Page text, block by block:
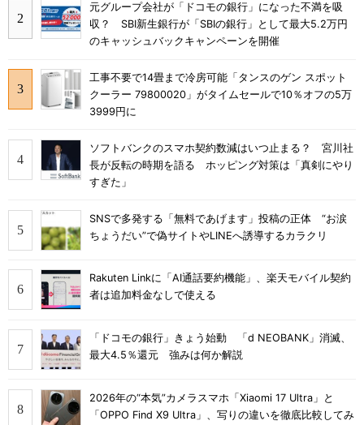
元グループ会社が「ドコモの銀行」になった不満を吸
収？ SBI新生銀行が「SBIの銀行」として最大5.2万円
のキャッシュバックキャンペーンを開催
工事不要で14畳まで冷房可能「タンスのゲン スポット
クーラー 79800020」がタイムセールで10％オフの5万
3999円に
ソフトバンクのスマホ契約数減はいつ止まる？ 宮川社
長が反転の時期を語る ホッピング対策は「真剣にやり
すぎた」
SNSで多発する「無料であげます」投稿の正体 “お涙
ちょうだい”で偽サイトやLINEへ誘導するカラクリ
Rakuten Linkに「AI通話要約機能」、楽天モバイル契約
者は追加料金なしで使える
「ドコモの銀行」きょう始動 「d NEOBANK」消滅、
最大4.5％還元 強みは何か解説
2026年の“本気”カメラスマホ「Xiaomi 17 Ultra」と
「OPPO Find X9 Ultra」、写りの違いを徹底比較してみ